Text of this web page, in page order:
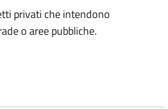
privati che intendono
o aree pubbliche.